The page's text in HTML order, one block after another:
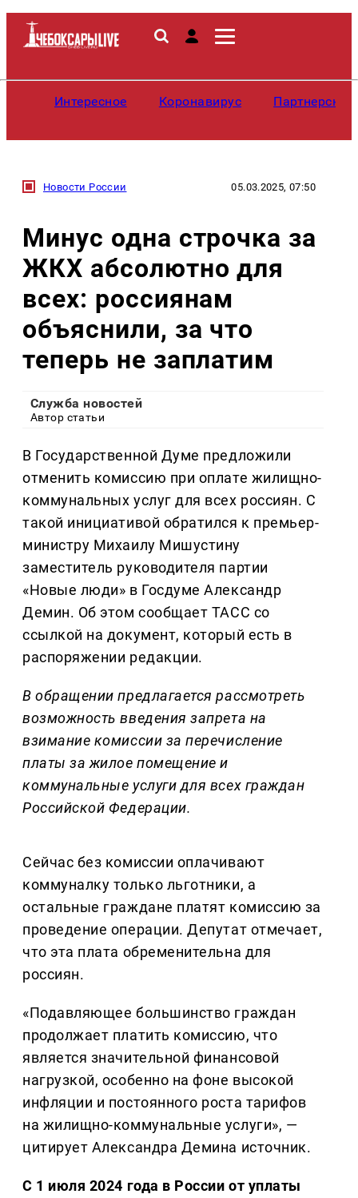
Интересное Коронавирус
Новости России 05.03.2025, 07:50
Минус одна строчка за
ЖКХ абсолютно для
всех: россиянам
объяснили, за что
теперь не заплатим
Служба новостей
Автор статьи
В Государственной Думе предложили
отменить комиссию при оплате жилищно-
коммунальных услуг для всех россиян. С
такой инициативой обратился к премьер-
министру Михаилу Мишустину
заместитель руководителя партии
«Новые люди» в Госдуме Александр
Демин. Об этом сообщает ТАСС со
ссылкой на документ, который есть в
распоряжении редакции.
В обращении предлагается рассмотреть
возможность введения запрета на
взимание комиссии за перечисление
платы за жилое помещение и
коммунальные услуги для всех граждан
Российской Федерации.
Сейчас без комиссии оплачивают
коммуналку только льготники, а
остальные граждане платят комиссию за
проведение операции. Депутат отмечает,
что эта плата обременительна для
россиян.
«Подавляющее большинство граждан
продолжает платить комиссию, что
является значительной финансовой
нагрузкой, особенно на фоне высокой
инфляции и постоянного роста тарифов
на жилищно-коммунальные услуги», —
цитирует Александра Демина источник.
С 1 июля 2024 года в России от уплаты